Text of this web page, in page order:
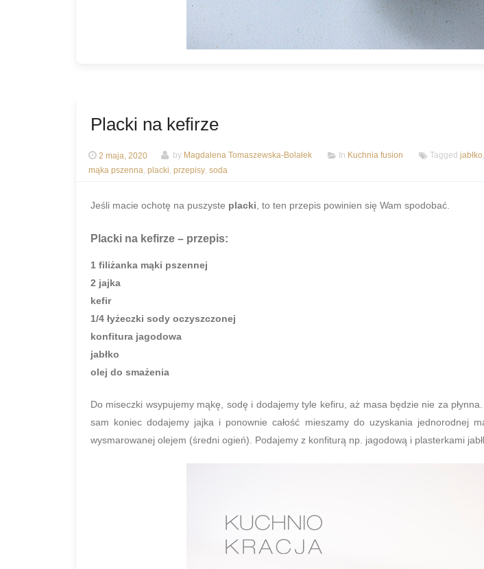
Placki na kefirze
2 maja, 2020 by Magdalena Tomaszewska-Bolałek In Kuchnia fusion Tagged jabłko,
mąka pszenna, placki, przepisy, soda
Jeśli macie ochotę na puszyste placki, to ten przepis powinien się Wam spodobać.
Placki na kefirze – przepis:
1 filiżanka mąki pszennej
2 jajka
kefir
1/4 łyżeczki sody oczyszczonej
konfitura jagodowa
jabłko
olej do smażenia
Do miseczki wsypujemy mąkę, sodę i dodajemy tyle kefiru, aż masa będzie nie za płynna.
sam koniec dodajemy jajka i ponownie całość mieszamy do uzyskania jednorodnej
wysmarowanej olejem (średni ogień). Podajemy z konfiturą np. jagodową i plasterkami